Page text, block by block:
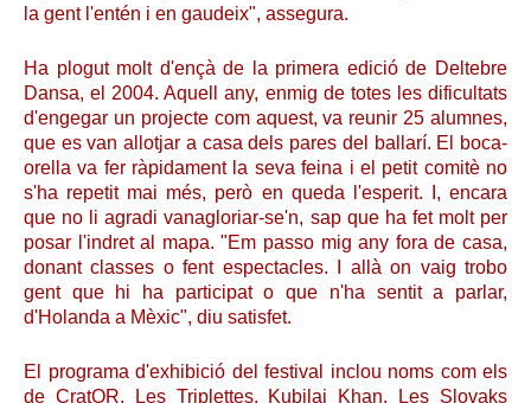
la gent l'entén i en gaudeix", assegura.
Ha plogut molt d'ençà de la primera edició de Deltebre
Dansa, el 2004. Aquell any, enmig de totes les dificultats
d'engegar un projecte com aquest, va reunir 25 alumnes,
que es van allotjar a casa dels pares del ballarí. El boca-
orella va fer ràpidament la seva feina i el petit comitè no
s'ha repetit mai més, però en queda l'esperit. I, encara
que no li agradi vanagloriar-se'n, sap que ha fet molt per
posar l'indret al mapa. "Em passo mig any fora de casa,
donant classes o fent espectacles. I allà on vaig trobo
gent que hi ha participat o que n'ha sentit a parlar,
d'Holanda a Mèxic", diu satisfet.
El programa d'exhibició del festival inclou noms com els
de CratOR, Les Triplettes, Kubilai Khan, Les Slovaks